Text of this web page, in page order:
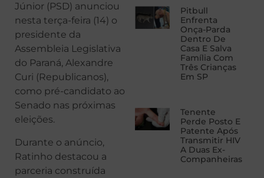
Júnior (PSD) anunciou
nesta terça-feira (14) o
presidente da
Assembleia Legislativa
do Paraná, Alexandre
Curi (Republicanos),
como pré-candidato ao
Senado nas próximas
eleições.
Durante o anúncio,
Ratinho destacou a
parceria construída
Pitbull
Enfrenta
Onça-Parda
Dentro De
Casa E Salva
Família Com
Três Crianças
Em SP
Tenente
Perde Posto E
Patente Após
Transmitir HIV
A Duas Ex-
Companheiras